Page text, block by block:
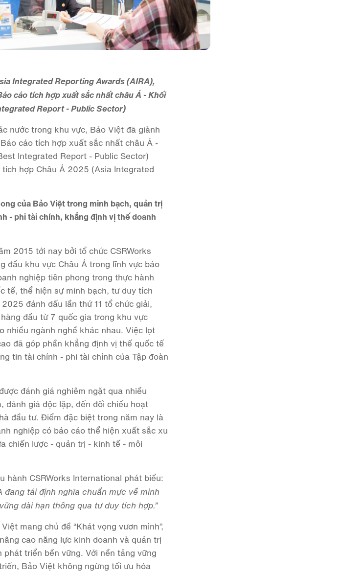
Integrated Reporting Awards (AIRA),
cáo tích hợp xuất sắc nhất châu Á - Khối
Report - Public Sector)
nước trong khu vực, Bảo Việt đã giành
cáo tích hợp xuất sắc nhất châu Á -
Integrated Report - Public Sector)
hợp Châu Á 2025 (Asia Integrated
của Bảo Việt trong minh bạch, quản trị
- phi tài chính, khẳng định vị thế doanh
2015 tới nay bởi tổ chức CSRWorks
đầu khu vực Châu Á trong lĩnh vực báo
nghiệp tiên phong trong thực hành
tế, thể hiện sự minh bạch, tư duy tích
đánh dấu lần thứ 11 tổ chức giải,
đầu từ 7 quốc gia trong khu vực
nhiều ngành nghề khác nhau. Việc lọt
đã góp phần khẳng định vị thế quốc tế
tin tài chính - phi tài chính của Tập đoàn
đánh giá nghiêm ngặt qua nhiều
đánh giá độc lập, đến đối chiếu hoạt
đầu tư. Điểm đặc biệt trong năm nay là
nghiệp có báo cáo thể hiện xuất sắc xu
chiến lược - quản trị - kinh tế - môi
hành CSRWorks International phát biểu:
tái định nghĩa chuẩn mực về minh
dài hạn thông qua tư duy tích hợp.”
mang chủ đề “Khát vọng vươn mình”,
cao năng lực kinh doanh và quản trị
triển bền vững. Với nền tảng vững
Bảo Việt không ngừng tối ưu hóa